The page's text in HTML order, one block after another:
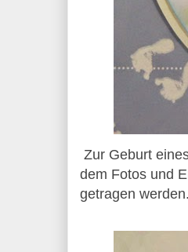
Zur Geburt
dem Fotos und
getragen